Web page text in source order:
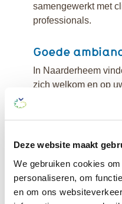
Deze website maakt
We gebruiken cookies
personaliseren, om
en om ons
samengewerkt met
professionals.
Goede
In Naarderheem
zich welkom en op
ambiance, diverse
geen bezoektijden.
therapietijden.
Blijven